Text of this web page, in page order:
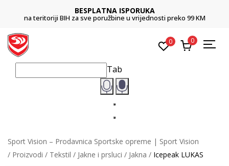
BESPLATNA ISPORUKA
na teritoriji BIH za sve poružbine u vrijednosti preko 99 KM
0 0
Tab
Sport Vision – Prodavnica Sportske opreme | Sport Vision
Proizvodi
Tekstil Jakne i prsluci Jakna Icepeak LUKAS